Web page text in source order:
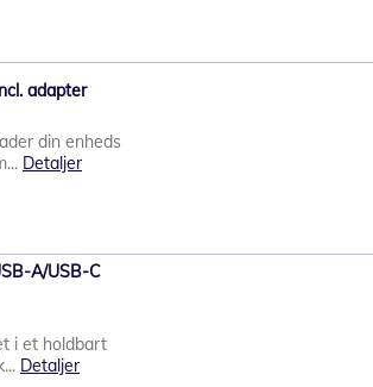
adapter
din enheds
Detaljer
A/USB-C
i et holdbart
Detaljer